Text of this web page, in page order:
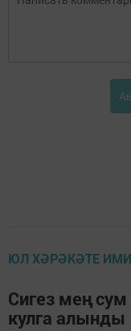
ЮЛ ХӘРӘКӘТЕ
Сигез мең
кулга алынды